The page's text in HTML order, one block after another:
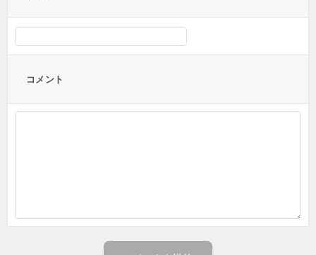
コメント